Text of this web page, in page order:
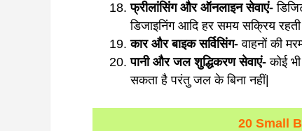
फ्रीलांसिंग और ऑनलाइन सेवाएं-
डिजाइनिंग आदि हर समय सक्रिय
कार और बाइक सर्विसिंग- वाहनों की
पानी और जल शुद्धिकरण सेवाएं- कोई
सकता है परंतु जल के बिना नहीं|
20 Small